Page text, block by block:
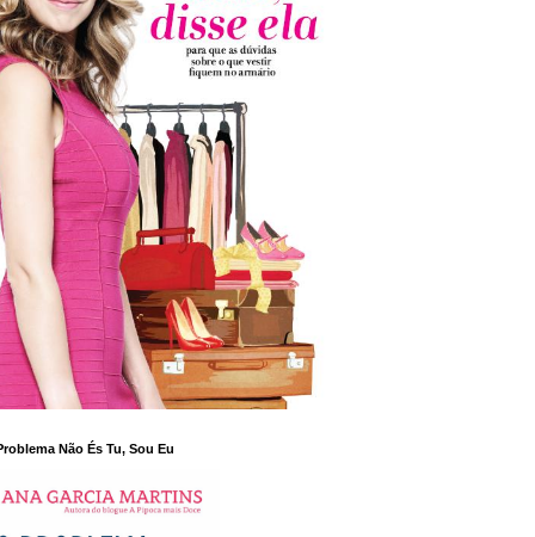
Não És Tu, Sou Eu